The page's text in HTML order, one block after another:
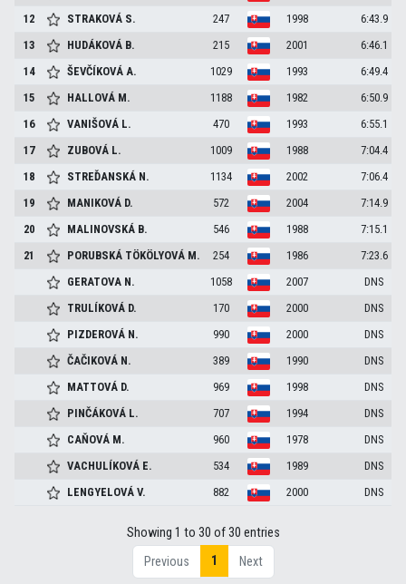
12
STRAKOVÁ S. 247 1998
6:43.9
13
HUDÁKOVÁ B. 215 2001
6:46.1
14
ŠEVČÍKOVÁA. 1029 1993
6:49.4
15
HALLOVÁ M. 1188 1982
6:50.9
16
VANIŠOVÁ L. 470 1993
6:55.1
17
ZUBOVÁ L. 1009 1988
7:04.4
18
STREĎANSKÁ N. 1134 2002
7:06.4
19
MANIKOVÁ D. 572 2004
7:14.9
20
MALINOVSKÁ B. 546 1988
7:15.1
21
PORUBSKÁ TÖKÖLYOVÁ M. 254 1986
7:23.6
GERATOVA N. 1058 2007
DNS
TRULÍKOVÁ D. 170 2000
DNS
PIZDEROVÁ N. 990 2000
DNS
ČAČIKOVÁ N. 389 1990
DNS
MATTOVÁ D. 969 1998
DNS
PINČÁKOVÁ L. 707 1994
DNS
CAŇOVÁ M. 960 1978
DNS
VACHULÍKOVÁ E. 534 1989
DNS
LENGYELOVÁV. 882 2000 DNS
Showing 1 to 30 of 30 entries
Previous
1 Next